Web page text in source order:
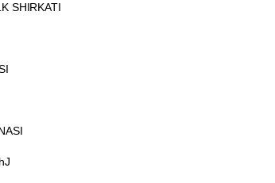
SHIRKATI